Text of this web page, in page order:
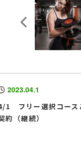
2023.04.1
1 フリー選択コース
約（継続）